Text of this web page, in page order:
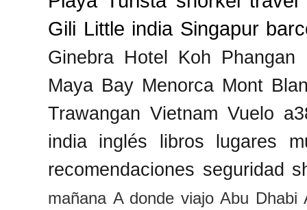
Gili Little india Singapur
Ginebra Hotel Koh Phangan
Maya Bay Menorca Mont
Trawangan Vietnam Vuelo
india inglés libros lugares
recomendaciones seguridad
mañana A donde viajo Abu Dhabi